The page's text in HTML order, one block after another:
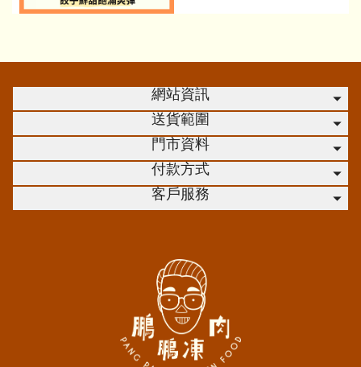
網站資訊
送貨範圍
門市資料
付款方式
客戶服務